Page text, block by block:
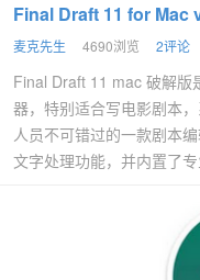
Final Draft 11 for Mac
麦克先生 4690浏览 2评论
Final Draft 11 mac 破解版
器，特别适合写电影剧本
人员不可错过的一款剧本
文字处理功能，并内置了